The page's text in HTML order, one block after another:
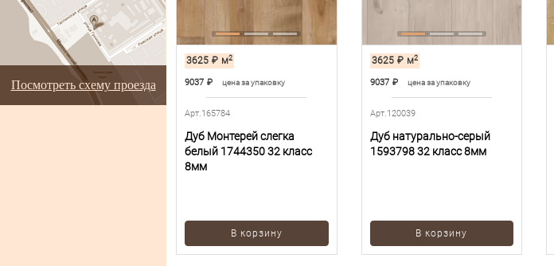
Посмотреть схему проезда
3625 ₽ м2
9037 ₽ цена за упаковку
Арт.165784
Дуб Монтерей слегка
белый 1744350 32 класс
8мм
В корзину
3625 ₽ м2
9037 ₽ цена за упаковку
Арт.120039
Дуб натурально-серый
1593798 32 класс 8мм
В корзину